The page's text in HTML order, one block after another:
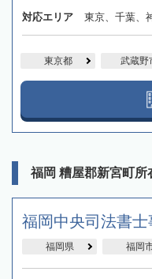
対応エリア 東京、千葉、
東京都 武蔵野
福岡 糟屋郡新宮町
福岡中央司法書士
福岡県 福岡